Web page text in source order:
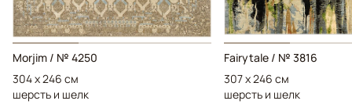
Morjim / № 4250
304 x 246 см
шерсть и шелк
Fairytale / № 3816
307 x 246 см
шерсть и шелк